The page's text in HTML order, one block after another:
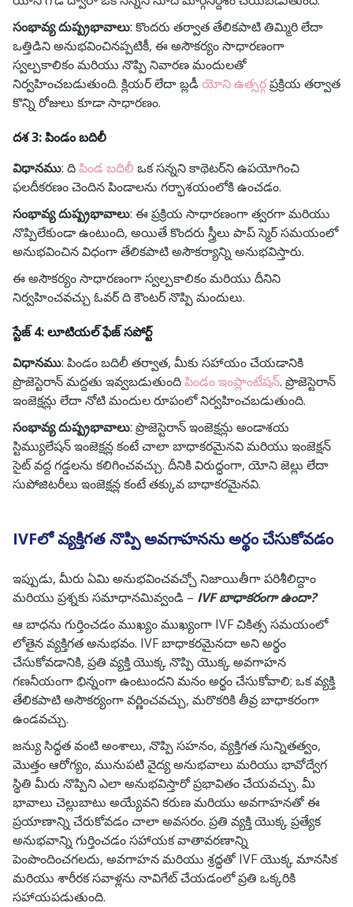
సంభావ్య దుష్ప్రభావాలు: కొందరు తర్వాత తేలికపాటి తిమ్మిరి లేదా
ఒత్తిడిని అనుభవించినప్పటికీ, ఈ అసౌకర్యం సాధారణంగా
స్వల్పకాలికం మరియు నొప్పి నివారణ మందులతో
నిర్వహించబడుతుంది. క్లియర్ లేదా బ్లడీయోని ఉత్సర్గప్రక్రియ తర్వాత
కొన్ని రోజులు కూడా సాధారణం.
దశ 3: పిండం బదిలీ
విధానము: దిపిండ బదిలీ ఒక సన్నని కాథెటర్‌ని ఉపయోగించి
ఫలదీకరణం చెందిన పిండాలను గర్భాశయంలోకి ఉంచడం.
సంభావ్య దుష్ప్రభావాలు: ఈ ప్రక్రియ సాధారణంగా త్వరగా మరియు
నొప్పిలేకుండా ఉంటుంది, అయితే కొందరు స్త్రీలు పాప్ స్మెర్ సమయంలో
అనుభవించిన విధంగా తేలికపాటి అసౌకర్యాన్ని అనుభవిస్తారు.
ఈ అసౌకర్యం సాధారణంగా స్వల్పకాలికం మరియు దీనిని
నిర్వహించవచ్చుఓవర్ ది కౌంటర్ నొప్పి మందులు.
స్టేజ్ 4: లూటియల్ ఫేజ్ సపోర్ట్
విధానము: పిండం బదిలీ తర్వాత, మీకు సహాయం చేయడానికి
ప్రొజెస్టెరాన్ మద్దతు ఇవ్వబడుతుందిపిండం ఇంప్లాంటేషన్. ప్రొజెస్టెరాన్
ఇంజెక్షన్లు లేదా నోటి మందుల రూపంలో నిర్వహించబడుతుంది.
సంభావ్య దుష్ప్రభావాలు: ప్రొజెస్టెరాన్ ఇంజెక్షన్లు అండాశయ
స్టిమ్యులేషన్ ఇంజెక్షన్ల కంటే చాలా బాధాకరమైనవి మరియు ఇంజెక్షన్
సైట్ వద్ద గడ్డలను కలిగించవచ్చు. దీనికి విరుద్ధంగా, యోని జెల్లు లేదా
సుపోజిటరీలు ఇంజెక్షన్ల కంటే తక్కువ బాధాకరమైనవి.
IVFలో వ్యక్తిగత నొప్పి అవగాహనను అర్థం చేసుకోవడం
ఇప్పుడు, మీరు ఏమి అనుభవించవచ్చో నిజాయితీగా పరిశీలిద్దాం
మరియు ప్రశ్నకు సమాధానమివ్వండి – IVF బాధాకరంగా ఉందా?
ఆ బాధను గుర్తించడం ముఖ్యంముఖ్యంగా IVF చికిత్స సమయంలో
లోతైన వ్యక్తిగత అనుభవం. IVF బాధాకరమైనదా అని అర్థం
చేసుకోవడానికి, ప్రతి వ్యక్తి యొక్క నొప్పి యొక్క అవగాహన
గణనీయంగా భిన్నంగా ఉంటుందని మనం అర్థం చేసుకోవాలి; ఒక వ్యక్తి
తేలికపాటి అసౌకర్యంగా వర్ణించవచ్చు, మరొకరికి తీవ్ర బాధాకరంగా
ఉండవచ్చు.
జన్యు సిద్ధత వంటి అంశాలు, నొప్పి సహనం, వ్యక్తిగత సున్నితత్వం,
మొత్తం ఆరోగ్యం, మునుపటి వైద్య అనుభవాలు మరియు భావోద్వేగ
స్థితి మీరు నొప్పిని ఎలా అనుభవిస్తారో ప్రభావితం చేయవచ్చు. మీ
భావాలు చెల్లుబాటు అయ్యేవని కరుణ మరియు అవగాహనతో ఈ
ప్రయాణాన్ని చేరుకోవడం చాలా అవసరం. ప్రతి వ్యక్తి యొక్క ప్రత్యేక
అనుభవాన్ని గుర్తించడం సహాయక వాతావరణాన్ని
పెంపొందించగలదు, అవగాహన మరియు శ్రద్ధతో IVF యొక్క మానసిక
మరియు శారీరక సవాళ్లను నావిగేట్ చేయడంలో ప్రతి ఒక్కరికి
సహాయపడుతుంది.